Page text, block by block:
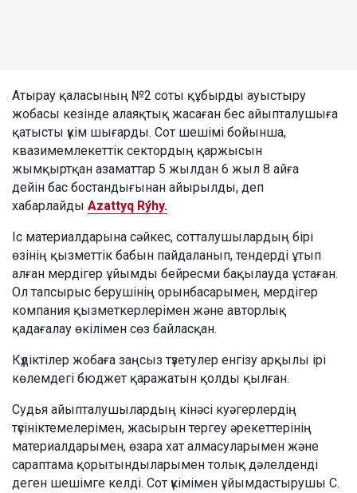
Атырау қаласының №2 соты құбырды ауыстыру
жобасы кезінде алаяқтық жасаған бес айыпталушыға
қатысты үкім шығарды. Сот шешімі бойынша,
квазимемлекеттік сектордың қаржысын
жымқыртқан азаматтар 5 жылдан 6 жыл 8 айға
дейін бас бостандығынан айырылды, деп
хабарлайды Azattyq Rýhy.
Іс материалдарына сәйкес, сотталушылардың бірі
өзінің қызметтік бабын пайдаланып, тендерді ұтып
алған мердігер ұйымды бейресми бақылауда ұстаған.
Ол тапсырыс берушінің орынбасарымен, мердігер
компания қызметкерлерімен және авторлық
қадағалау өкілімен сөз байласқан.
Күдіктілер жобаға заңсыз түзетулер енгізу арқылы ірі
көлемдегі бюджет қаражатын қолды қылған.
Судья айыпталушылардың кінәсі куәгерлердің
түсініктемелерімен, жасырын тергеу әрекеттерінің
материалдарымен, өзара хат алмасуларымен және
сараптама қорытындыларымен толық дәлелденді
деген шешімге келді. Сот үкімімен ұйымдастырушы С.